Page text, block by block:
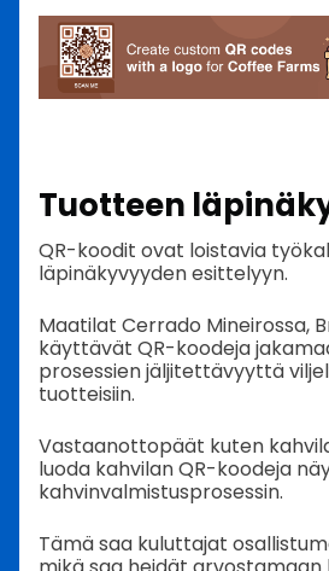
Tuotteen
QR-koodit ovat loistavia
läpinäkyvyyden esittelyyn.
Maatilat Cerrado Mineirossa,
käyttävät QR-koodeja
prosessien jäljitettävyyttä
tuotteisiin.
Vastaanottopäät kuten
luoda kahvilan QR-koodeja
kahvinvalmistusprosessin.
Tämä saa kuluttajat